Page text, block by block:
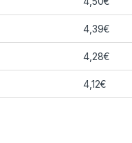
4,39€
4,28€
4,12€